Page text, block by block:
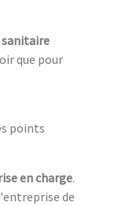
que pour
points
en charge.
de